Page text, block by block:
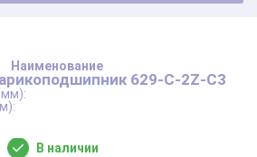
629-C-2Z-C3
В наличии